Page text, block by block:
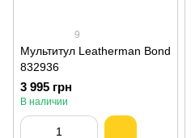
9
Мультитул Leatherman Bond
832936
3 995 грн
В наличии